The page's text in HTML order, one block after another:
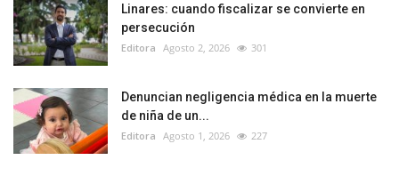
Linares: cuando fiscalizar se convierte en
persecución
Editora Agosto 2, 2026 301
Denuncian negligencia médica en la muerte
de niña de un...
Editora Agosto 1, 2026 227